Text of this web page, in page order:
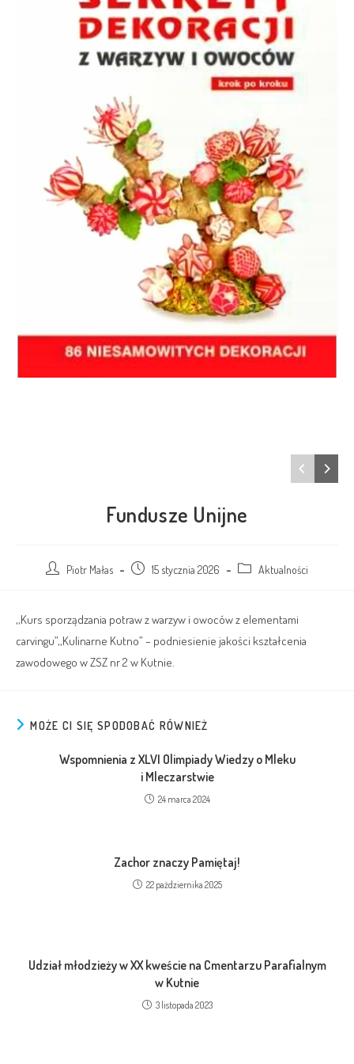
Fundusze Unijne
Piotr Małas 15 stycznia 2026 Aktualności
,,Kurs sporządzania potraw z warzyw i owoców z elementami
carvingu”,,Kulinarne Kutno” – podniesienie jakości kształcenia
zawodowego w ZSZ nr 2 w Kutnie.
MOŻE CI SIĘ SPODOBAĆ RÓWNIEŻ
Wspomnienia z XLVI Olimpiady Wiedzy o Mleku
i Mleczarstwie
24 marca 2024
Zachor znaczy Pamiętaj!
22 października 2025
Udział młodzieży w XX kweście na Cmentarzu Parafialnym
w Kutnie
3 listopada 2023